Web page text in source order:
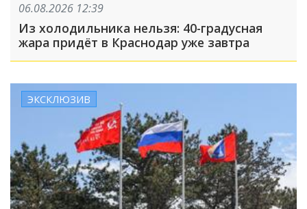
06.08.2026 12:39
Из холодильника нельзя: 40-градусная
жара придёт в Краснодар уже завтра
ЭКСКЛЮЗИВ